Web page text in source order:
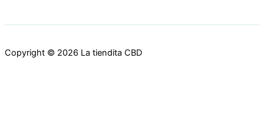
Copyright © 2026 La tiendita CBD